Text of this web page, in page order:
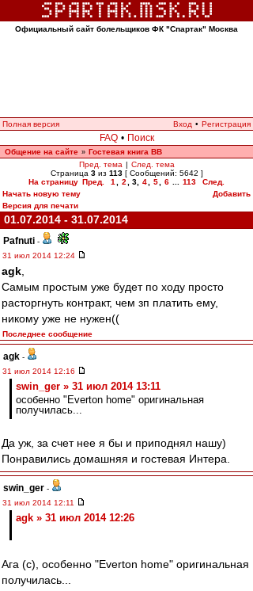
Официальный сайт болельщиков ФК "Спартак" Москва
Полная версия Вход • Регистрация
FAQ • Поиск
Общение на сайте » Гостевая книга ВВ
Пред. тема | След. тема
Страница 3из 113[ Сообщений: 5642 ]
На страницу Пред. 1 2 3 4 5 6 113
След.
Начать новую тему
Добавить
Версия для печати
01.07.2014 - 31.07.2014
Pafnuti -
31 июл 2014 12:24
agk
Самым простым уже будет по ходу просто
расторгнуть контракт, чем зп платить ему,
никому уже не нужен((
Последнее сообщение
agk -
31 июл 2014 12:16
swin_ger » 31 июл 2014 13:11
особенно "Everton home" оригинальная
получилась...
Да уж, за счет нее я бы и приподнял нашу)
Понравились домашняя и гостевая Интера.
swin_ger -
31 июл 2014 12:11
agk » 31 июл 2014 12:26
Ага (с), особенно "Everton home" оригинальная
получилась...